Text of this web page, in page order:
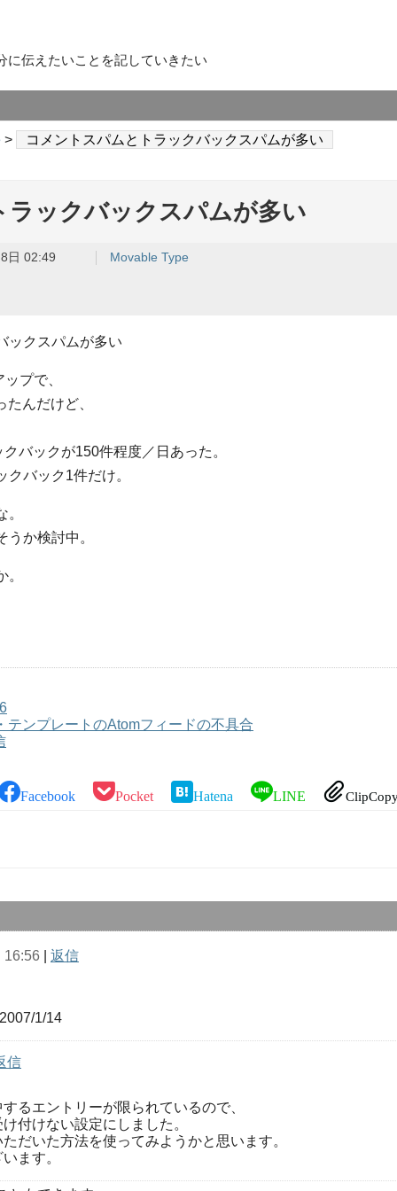
に伝えたいことを記していきたい
> コメントスパムとトラックバックスパムが多い
ラックバックスパムが多い
日 02:49 Movable Type
ックスパムが多い
プで、
んだけど、
バックが150件程度／日あった。
バック1件だけ。
か検討中。
テンプレートのAtomフィードの不具合
Facebook Pocket Hatena LINE
16:56
返信
1/14
信
るエントリーが限られているので、
付けない設定にしました。
だいた方法を使ってみようかと思います。
ます。